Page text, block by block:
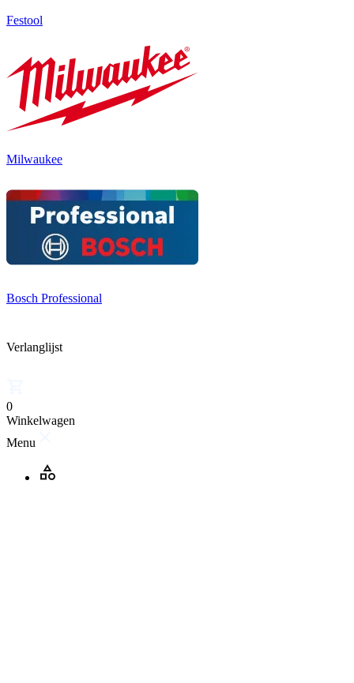
Festool
Milwaukee
Bosch Professional
Verlanglijst
0
Winkelwagen
Menu